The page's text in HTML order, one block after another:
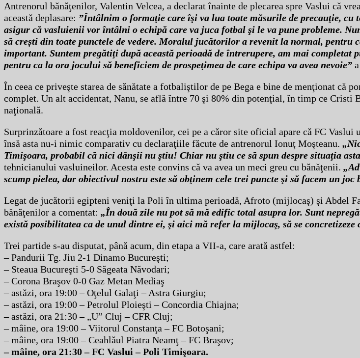
Antrenorul bănăţenilor, Valentin Velcea, a declarat înainte de plecarea spre Vaslui că
această deplasare: ”Întâlnim o formaţie care îşi va lua toate măsurile de precauţie, cu
asigur că vasluienii vor întâlni o echipă care va juca fotbal şi le va pune probleme.
să crești din toate punctele de vedere. Moralul jucătorilor a revenit la normal, pentru
important. Suntem pregătiţi după această perioadă de întrerupere, am mai
pentru ca la ora jocului să beneficiem de prospeţimea de care echipa va avea nevoie”
În ceea ce priveşte starea de sănătate a fotbaliştilor de pe Bega e bine de menţionat că
complet. Un alt accidentat, Nanu, se află între 70 şi 80% din potenţial, în timp ce Cristi
naţională.
Surprinzătoare a fost reacţia moldovenilor, cei pe a căror site oficial apare că FC Vaslui
însă asta nu-i nimic comparativ cu declaraţiile făcute de antrenorul Ionuţ Moşteanu.
Timişoara, probabil că nici dânşii nu ştiu! Chiar nu ştiu ce să spun despre situaţia
tehnicianului vasluineilor. Acesta este convins că va avea un meci greu cu bănăţenii.
scump pielea, dar obiectivul nostru este să obţinem cele trei puncte şi să facem un joc
Legat de jucătorii egipteni veniţi la Poli în ultima perioadă, Afroto (mijlocaş) şi Abdel
bănăţenilor a comentat: „În două zile nu pot să mă edific total asupra lor. Sunt
există posibilitatea ca de unul dintre ei, şi aici mă refer la mijlocaş, să se concretizeze
Trei partide s-au disputat, până acum, din etapa a VII-a, care arată astfel:
– Pandurii Tg. Jiu 2-1 Dinamo Bucureşti;
– Steaua Bucureşti 5-0 Săgeata Năvodari;
– Corona Braşov 0-0 Gaz Metan Mediaş
– astăzi, ora 19:00 – Oţelul Galaţi – Astra Giurgiu;
– astăzi, ora 19:00 – Petrolul Ploieşti – Concordia Chiajna;
– astăzi, ora 21:30 – „U” Cluj – CFR Cluj;
– mâine, ora 19:00 – Viitorul Constanţa – FC Botoşani;
– mâine, ora 19:00 – Ceahlăul Piatra Neamţ – FC Braşov;
– mâine, ora 21:30 – FC Vaslui – Poli Timişoara.